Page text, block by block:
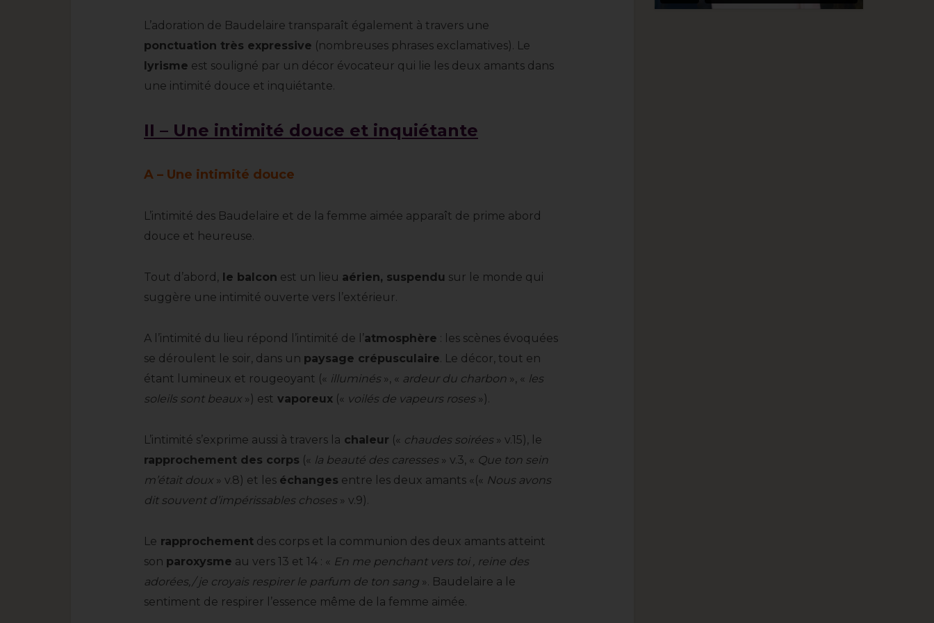
L’adoration de Baudelaire transparaît également à travers une
ponctuation très expressive (nombreuses phrases exclamatives). Le
lyrisme est souligné par un décor évocateur qui lie les deux amants dans
une intimité douce et inquiétante.
II – Une intimité douce et inquiétante
A – Une intimité douce
L’intimité des Baudelaire et de la femme aimée apparaît de prime abord
douce et heureuse.
Tout d’abord, le balcon est un lieu aérien, suspendu sur le monde qui
suggère une intimité ouverte vers l’extérieur.
A l’intimité du lieu répond l’intimité de l’atmosphère : les scènes évoquées
se déroulent le soir, dans un paysage crépusculaire. Le décor, tout en
étant lumineux et rougeoyant (« illuminés», « ardeur du charbon », « les
soleils sont beaux ») est vaporeux (« voilés de vapeurs roses »).
L’intimité s’exprime aussi à travers la chaleur (« chaudes soirées » v.15), le
rapprochement des corps (« la beauté des caresses » v.3, « Que ton sein
m’était doux » v.8) et les échanges entre les deux amants «(« Nous avons
dit souvent d’impérissables choses» v.9).
Le rapprochement des corps et la communion des deux amants atteint
son paroxysme au vers 13 et 14 : « En me penchant vers toi , reine des
adorées,/ je croyais respirer le parfum de ton sang ». Baudelaire a le
sentiment de respirer l’essence même de la femme aimée.